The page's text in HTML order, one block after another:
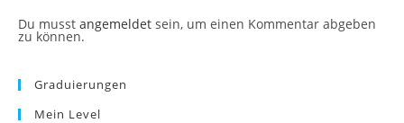
Du musst angemeldet sein, um einen Kommentar abgeben
zu können.
Graduierungen
Mein Level